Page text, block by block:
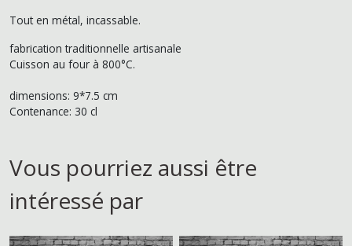
Tout en métal, incassable.
fabrication traditionnelle artisanale
Cuisson au four à 800°C.
dimensions: 9*7.5 cm
Contenance: 30 cl
Vous pourriez aussi être
intéressé par